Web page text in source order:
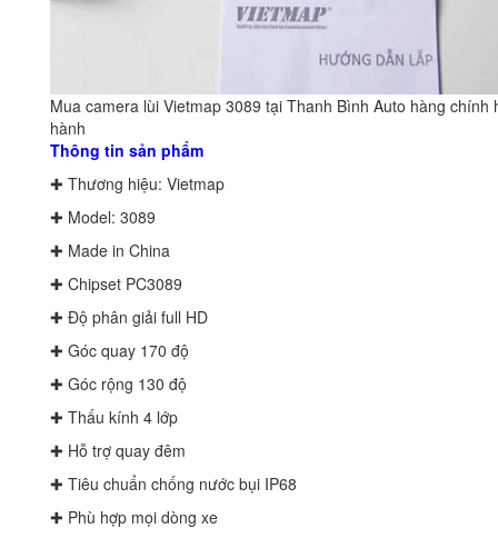
Mua camera lùi Vietmap 3089 tại Thanh Bình Auto hàng chính
hành
Thông tin sản phẩm
✚ Thương hiệu: Vietmap
✚ Model: 3089
✚ Made in China
✚ Chipset PC3089
✚ Độ phân giải full HD
✚ Góc quay 170 độ
✚ Góc rộng 130 độ
✚ Thấu kính 4 lớp
✚ Hỗ trợ quay đêm
✚ Tiêu chuẩn chống nước bụi IP68
✚ Phù hợp mọi dòng xe